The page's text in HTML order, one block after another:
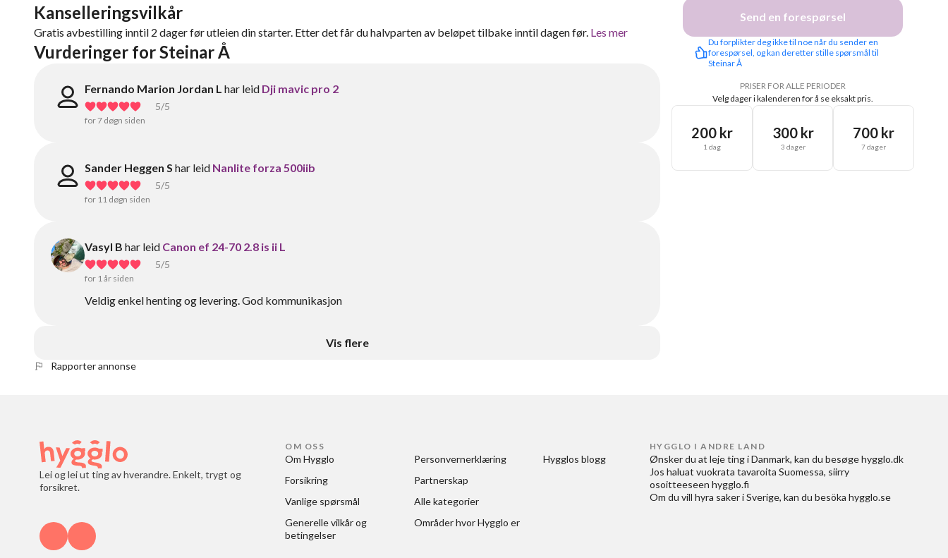
Kanselleringsvilkår
Gratis avbestilling inntil 2 dager før utleien din starter. Etter det får du halvparten av beløpet tilbake inntil dagen før. Les mer
Vurderinger for Steinar Å
Fernando Marion Jordan L har leid Dji mavic pro 2
5/5
for 7 døgn siden
Sander Heggen S har leid Nanlite forza 500iib
5/5
for 11 døgn siden
Vasyl B har leid Canon ef 24-70 2.8 is ii L
5/5
for 1 år siden
Veldig enkel henting og levering. God kommunikasjon
Vis flere
Send en forespørsel
Du forplikter deg ikke til noe når du sender en
forespørsel, og kan deretter stille spørsmål til
Steinar Å
PRISER FOR ALLE PERIODER
Velg dager i kalenderen for å se eksakt pris.
200 kr
1 dag
300 kr
3 dager
700 kr
7 dager
Rapporter annonse
Lei og lei ut ting av hverandre. Enkelt, trygt og
forsikret.
OM OSS
Om Hygglo
Forsikring
Vanlige spørsmål
Generelle vilkår og
betingelser
Personvernerklæring
Partnerskap
Alle kategorier
Områder hvor Hygglo er
Hygglos blogg
HYGGLO I ANDRE LAND
Ønsker du at leje ting i Danmark, kan du besøge hygglo.dk
Jos haluat vuokrata tavaroita Suomessa, siirry
osoitteeseen hygglo.fi
Om du vill hyra saker i Sverige, kan du besöka hygglo.se